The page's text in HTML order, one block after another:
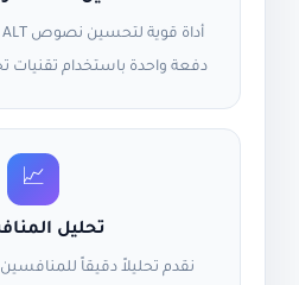
دفعة واحدة باستخدام تقنيات
📈
تحليل
نقدم تحليلاً دقيقاً